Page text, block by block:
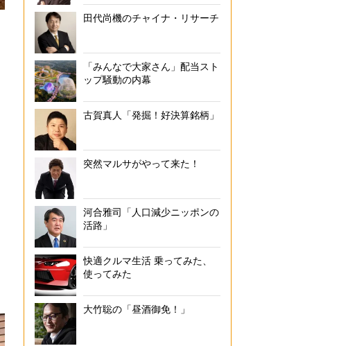
田代尚機のチャイナ・リサーチ
「みんなで大家さん」配当スト
ップ騒動の内幕
古賀真人「発掘！好決算銘柄」
突然マルサがやって来た！
河合雅司「人口減少ニッポンの
活路」
快適クルマ生活 乗ってみた、
使ってみた
大竹聡の「昼酒御免！」